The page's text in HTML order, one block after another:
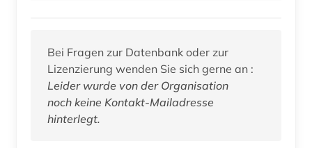
Bei Fragen zur Datenbank oder zur
Lizenzierung wenden Sie sich gerne an :
Leider wurde von der Organisation
noch keine Kontakt-Mailadresse
hinterlegt.